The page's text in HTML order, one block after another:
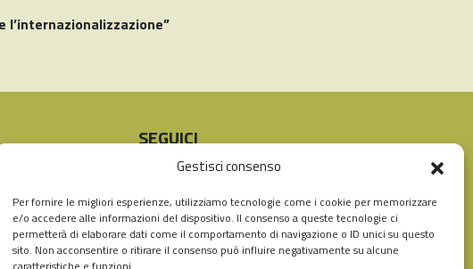
Gestisci consenso
Per fornire le migliori esperienze, utilizziamo tecnologie come i cookie per memorizzare
e/o accedere alle informazioni del dispositivo. Il consenso a queste tecnologie ci
permetterà di elaborare dati come il comportamento di navigazione o ID unici su questo
sito. Non acconsentire o ritirare il consenso può influire negativamente su alcune
l’internazionalizzazione”
SEGUICI
Instagram
Facebook